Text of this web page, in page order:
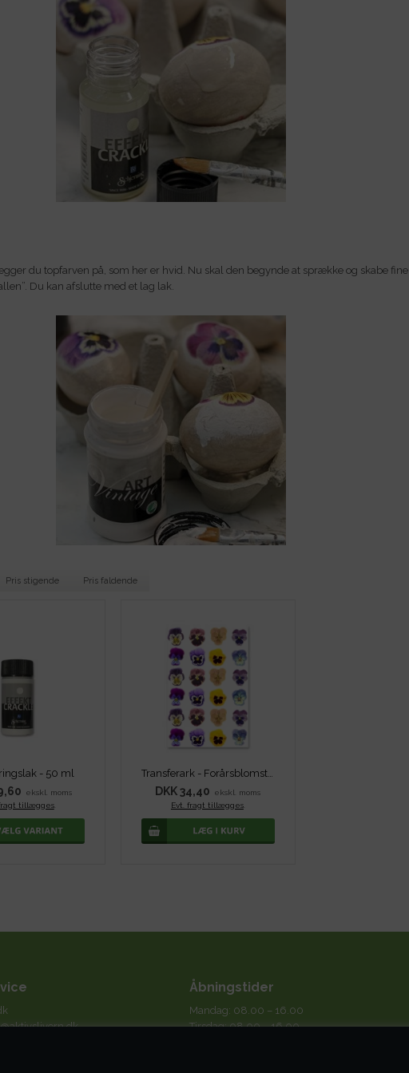
du topfarven på, som her er hvid. Nu skal den begynde at sprække og skabe fine
Du kan afslutte med et lag lak.
Pris stigende Pris faldende
- 50 ml
ekskl. moms
tillægges.
Transferark - Forårsblomster
DKK 34,40
ekskl. moms
Evt. fragt tillægges.
Åbningstider
Mandag: 08.00 – 16.00
Tirsdag: 08.00 – 16.00